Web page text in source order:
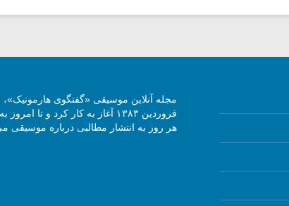
فروردین ۱۳۸۳ آغاز به کار کرد و تا
هر روز به انتشار مطالبی درباره موسیقی